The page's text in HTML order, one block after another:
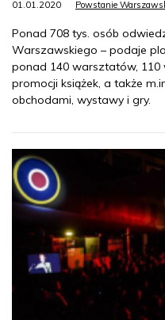
01.01.2020 Powstanie
Ponad 708 tys. osób
Warszawskiego – podaje
ponad 140 warsztatów, 110
promocji książek, a także
obchodami, wystawy i gry.